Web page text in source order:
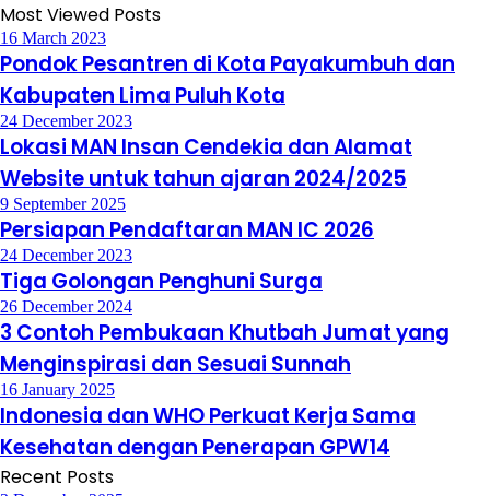
Most Viewed Posts
16 March 2023
Pondok Pesantren di Kota Payakumbuh dan
Kabupaten Lima Puluh Kota
24 December 2023
Lokasi MAN Insan Cendekia dan Alamat
Website untuk tahun ajaran 2024/2025
9 September 2025
Persiapan Pendaftaran MAN IC 2026
24 December 2023
Tiga Golongan Penghuni Surga
26 December 2024
3 Contoh Pembukaan Khutbah Jumat yang
Menginspirasi dan Sesuai Sunnah
16 January 2025
Indonesia dan WHO Perkuat Kerja Sama
Kesehatan dengan Penerapan GPW14
Recent Posts